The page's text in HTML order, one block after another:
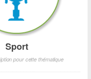
Sport
pour cette thématique